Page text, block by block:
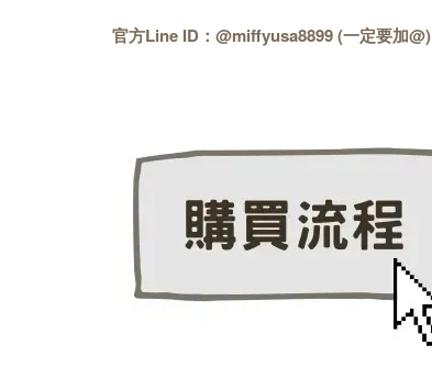
官方Line ID：@miffyusa8899 (一定要加@)